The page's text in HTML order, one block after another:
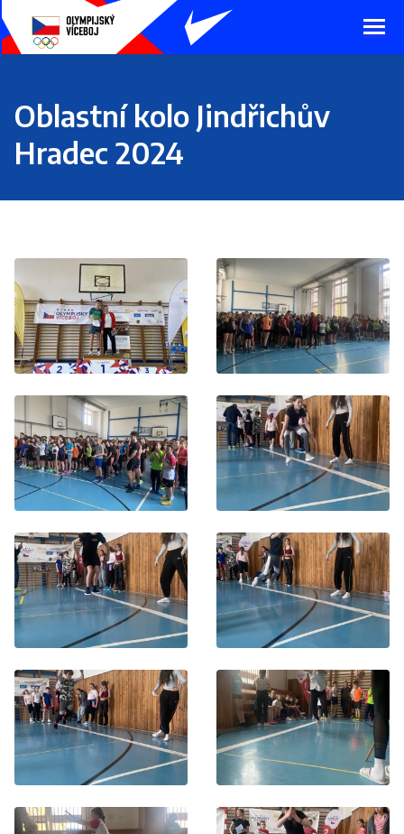
na
hlavní
obsah
Oblastní kolo Jindřichův
Hradec 2024